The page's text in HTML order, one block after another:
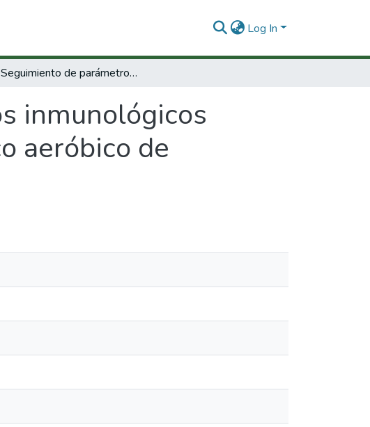
Log In
Seguimiento de parámetros inmunológicos durante un plan de entrenamiento físico aeróbico de moderada intensidad
inmunológicos
aeróbico de